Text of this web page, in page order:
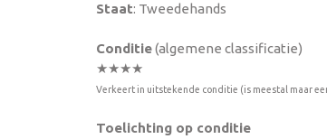
Staat: Tweedehands
Conditie(algemene classificatie)
★★★★
Verkeert in uitstekende conditie (is meestal maar
Toelichting op conditie